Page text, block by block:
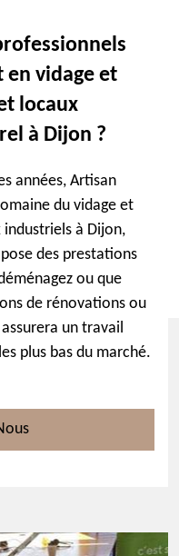
en vidage et
locaux
à Dijon ?
années, Artisan
du vidage et
industriels à Dijon,
des prestations
ou que
de rénovations ou
un travail
plus bas du marché.